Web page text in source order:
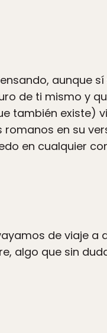
aunque
de ti mismo y
también existe)
romanos en su
en cualquier
de viaje a
algo que sin